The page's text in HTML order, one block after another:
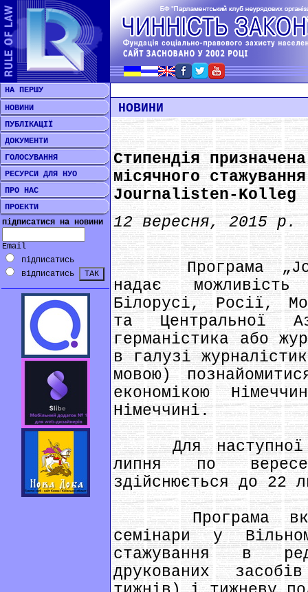
НА ПЕРШУ
НОВИНИ
ПУБЛІКАЦІЇ
ДОКУМЕНТИ
ГОЛОСУВАННЯ
РЕСУРСИ ДЛЯ НУО
ПРО НАС
ПРОЕКТИ
підписатися на новини
Email
підписатись
відписатись
НОВИНИ
Стипендія
місячного
Journalisten-Kolleg
12 вересня, 2015 р.
Програма
надає
Білорусі, Росії,
та Центральної
германістика або
в галузі
мовою)
економікою
Німеччині.
Для наступної
липня по
здійснюється до 22
Програма
семінари у
стажування в
друкованих